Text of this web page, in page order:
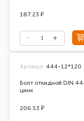
187.23 ₽
Болт откидной DIN
цинк
Артикул: 444-12*120
206.53 ₽